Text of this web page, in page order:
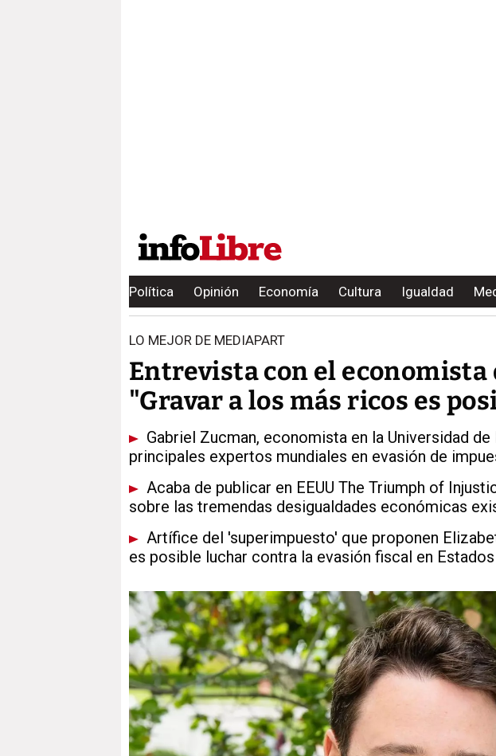
Política Opinión Economía Cultura Igualdad
LO MEJOR DE MEDIAPART
Entrevista con el economista
"Gravar a los más ricos es
Gabriel Zucman, economista en la Universidad
principales expertos mundiales en evasión de
Acaba de publicar en EEUU The Triumph of
sobre las tremendas desigualdades económicas
Artífice del 'superimpuesto' que proponen
es posible luchar contra la evasión fiscal en